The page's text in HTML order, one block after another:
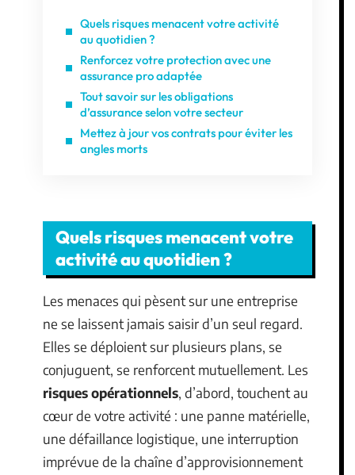
Quels risques menacent votre activité
au quotidien ?
Renforcez votre protection avec une
assurance pro adaptée
Tout savoir sur les obligations
d’assurance selon votre secteur
Mettez à jour vos contrats pour éviter les
angles morts
Quels risques menacent votre
activité au quotidien ?
Les menaces qui pèsent sur une entreprise
ne se laissent jamais saisir d’un seul regard.
Elles se déploient sur plusieurs plans, se
conjuguent, se renforcent mutuellement. Les
risques opérationnels, d’abord, touchent au
cœur de votre activité : une panne matérielle,
une défaillance logistique, une interruption
imprévue de la chaîne d’approvisionnement